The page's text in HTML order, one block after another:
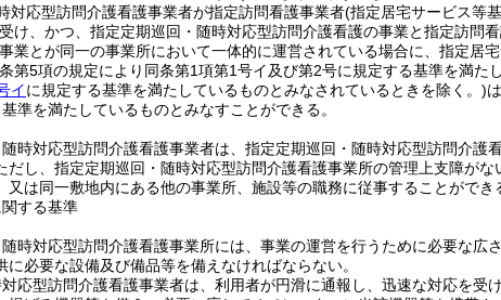
対応型訪問介護看護事業者が指定訪問看護事業者(指定居宅サービス等
け、かつ、指定定期巡回・随時対応型訪問介護看護の事業と指定訪問
業とが同一の事業所において一体的に運営されている場合に、指定居
第5項の規定により同条第1項第1号イ及び第2号に規定する基準を満た
イに規定する基準を満たしているものとみなされているときを除く。)
準を満たしているものとみなすことができる。
時対応型訪問介護看護事業者は、指定定期巡回・随時対応型訪問介護
だし、指定定期巡回・随時対応型訪問介護看護事業所の管理上支障が
又は同一敷地内にある他の事業所、施設等の職務に従事することができ
する基準
時対応型訪問介護看護事業所には、事業の運営を行うために必要な広
必要な設備及び備品等を備えなければならない。
応型訪問介護看護事業者は、利用者が円滑に通報し、迅速な対応を受